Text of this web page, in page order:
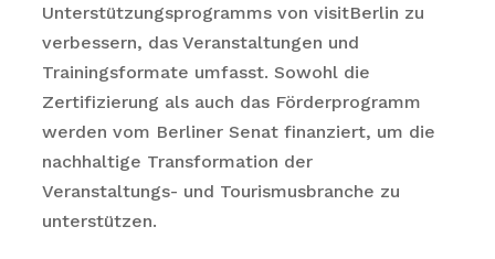
Unterstützungsprogramms von visitBerlin zu
verbessern, das Veranstaltungen und
Trainingsformate umfasst. Sowohl die
Zertifizierung als auch das Förderprogramm
werden vom Berliner Senat finanziert, um die
nachhaltige Transformation der
Veranstaltungs- und Tourismusbranche zu
unterstützen.